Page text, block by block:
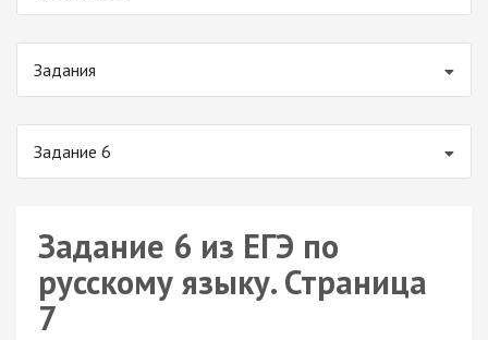
Задания
Задание 6
Задание 6 из ЕГЭ по
русскому языку. Страница
7